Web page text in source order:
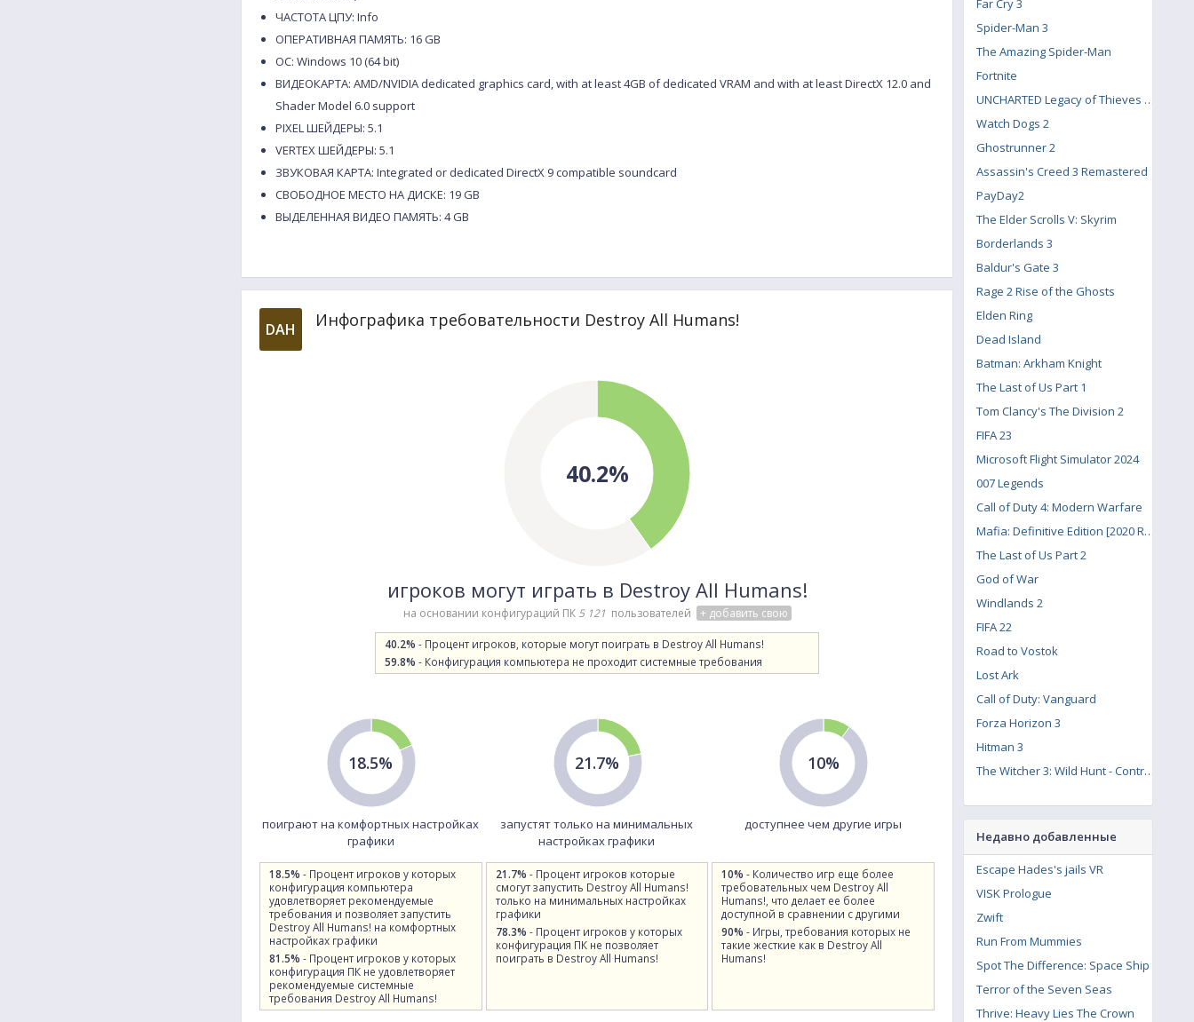
ЧАСТОТА ЦПУ: Info
ОПЕРАТИВНАЯ ПАМЯТЬ: 16 GB
ОС: Windows 10 (64 bit)
ВИДЕОКАРТА: AMD/NVIDIA dedicated graphics card, with at least 4GB of dedicated VRAM and with at least DirectX 12.0 and
Shader Model 6.0 support
PIXEL ШЕЙДЕРЫ: 5.1
VERTEX ШЕЙДЕРЫ: 5.1
ЗВУКОВАЯ КАРТА: Integrated or dedicated DirectX 9 compatible soundcard
СВОБОДНОЕ МЕСТО НА ДИСКЕ: 19 GB
ВЫДЕЛЕННАЯ ВИДЕО ПАМЯТЬ: 4 GB
DAH Инфографика требовательности Destroy All Humans!
40.2%
игроков могут играть в Destroy All Humans!
на основании конфигураций ПК 5 121 пользователей + добавить свою
40.2% - Процент игроков, которые могут поиграть в Destroy All Humans!
59.8% - Конфигурация компьютера не проходит системные требования
18.5%
поиграют на комфортных настройках
графики
18.5% - Процент игроков у которых
конфигурация компьютера
удовлетворяет рекомендуемые
требования и позволяет запустить
Destroy All Humans! на комфортных
настройках графики
81.5% - Процент игроков у которых
конфигурация ПК не удовлетворяет
рекомендуемые системные
требования Destroy All Humans!
21.7%
запустят только на минимальных
настройках графики
21.7% - Процент игроков которые
смогут запустить Destroy All Humans!
только на минимальных настройках
графики
78.3% - Процент игроков у которых
конфигурация ПК не позволяет
поиграть в Destroy All Humans!
10%
доступнее чем другие игры
10% - Количество игр еще более
требовательных чем Destroy All
Humans!, что делает ее более
доступной в сравнении с другими
90% - Игры, требования которых не
такие жесткие как в Destroy All
Humans!
Far Cry 3
Spider-Man 3
The Amazing Spider-Man
Fortnite
UNCHARTED Legacy of Thieves Collection
Watch Dogs 2
Ghostrunner 2
Assassin's Creed 3 Remastered
PayDay2
The Elder Scrolls V: Skyrim
Borderlands 3
Baldur's Gate 3
Rage 2 Rise of the Ghosts
Elden Ring
Dead Island
Batman: Arkham Knight
The Last of Us Part 1
Tom Clancy's The Division 2
FIFA 23
Microsoft Flight Simulator 2024
007 Legends
Call of Duty 4: Modern Warfare
Mafia: Definitive Edition [2020 Remake]
The Last of Us Part 2
God of War
Windlands 2
FIFA 22
Road to Vostok
Lost Ark
Call of Duty: Vanguard
Forza Horizon 3
Hitman 3
The Witcher 3: Wild Hunt - Contract: Missing Miners
Недавно добавленные
Escape Hades's jails VR
VISK Prologue
Zwift
Run From Mummies
Spot The Difference: Space Ship
Terror of the Seven Seas
Thrive: Heavy Lies The Crown